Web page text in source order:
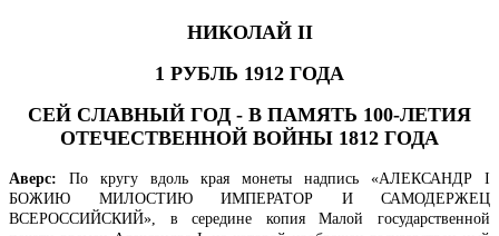
НИКОЛАЙ II
1 РУБЛЬ 1912 ГОДА
СЕЙ СЛАВНЫЙ ГОД - В ПАМЯТЬ 100-ЛЕТИЯ
ОТЕЧЕСТВЕННОЙ ВОЙНЫ 1812 ГОДА
Аверс: По кругу вдоль края монеты надпись «АЛЕКСАНДР I
БОЖИЮ МИЛОСТИЮ ИМПЕРАТОР И САМОДЕРЖЕЦ
ВСЕРОССИЙСКИЙ», в середине копия Малой государственной